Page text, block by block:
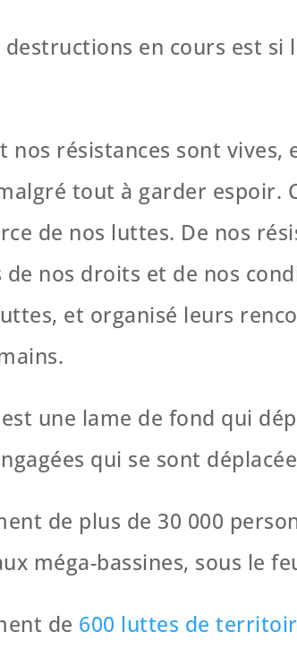
destructions en cours est
nos résistances sont
tout à garder espoir.
de nos luttes. De nos
nos droits et de nos
et organisé leurs
une lame de fond qui
qui se sont
de plus de 30 000
méga-bassines, sous le
de 600 luttes de